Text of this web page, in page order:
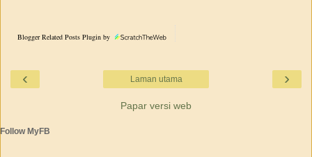
Blogger Related Posts Plugin by
‹ ›
Laman utama
Papar versi web
Follow MyFB